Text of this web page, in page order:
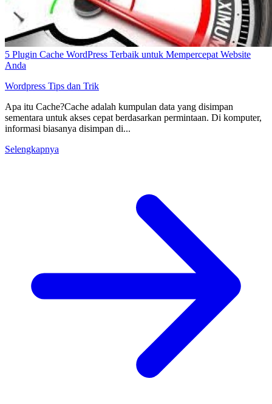
5 Plugin Cache WordPress Terbaik untuk Mempercepat Website
Anda
Wordpress Tips dan Trik
Apa itu Cache?Cache adalah kumpulan data yang disimpan
sementara untuk akses cepat berdasarkan permintaan. Di komputer,
informasi biasanya disimpan di...
Selengkapnya